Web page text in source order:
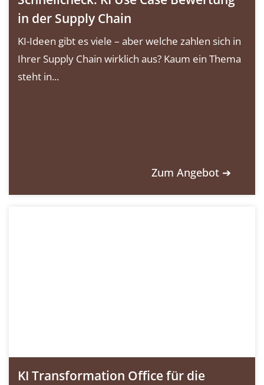
in der Supply Chain
KI-Ideen gibt es viele – aber welche zahlen sich in
Ihrer Supply Chain wirklich aus? Kaum ein Thema
steht in...
Zum Angebot ➔
KI Transformation Office für die